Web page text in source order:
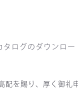
ログのダウンロー
配を賜り、厚く御礼